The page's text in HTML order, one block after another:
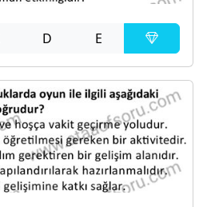
D E